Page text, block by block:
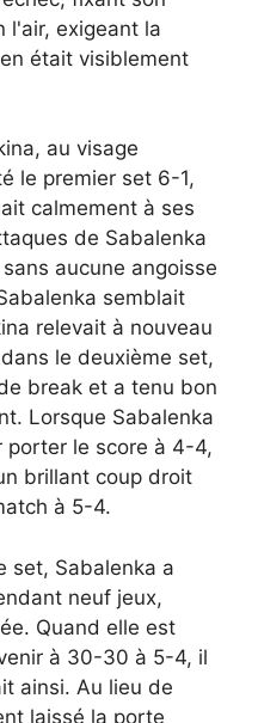
l'air, exigeant la
était visiblement
au visage
le premier set 6-1,
calmement à ses
de Sabalenka
aucune angoisse
semblait
relevait à nouveau
le deuxième set,
break et a tenu bon
Lorsque Sabalenka
porter le score à 4-4,
brillant coup droit
à 5-4.
set, Sabalenka a
neuf jeux,
Quand elle est
à 30-30 à 5-4, il
ainsi. Au lieu de
laissé la porte